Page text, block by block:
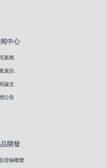
中心
新闻
資訊
論文
公告
開發
管線概覽